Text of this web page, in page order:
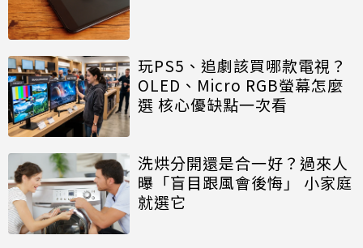
玩PS5、追劇該買哪款電視？
OLED、Micro RGB螢幕怎麼
選 核心優缺點一次看
洗烘分開還是合一好？過來人
曝「盲目跟風會後悔」 小家庭
就選它